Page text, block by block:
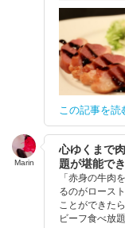
この記事を読
Marin
心ゆくまで
題が堪能で
「赤身の牛肉
るのがロース
ことができた
ビーフ食べ放